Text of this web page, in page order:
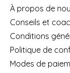
À propos de
Conseils et
Conditions
Politique de
Modes de